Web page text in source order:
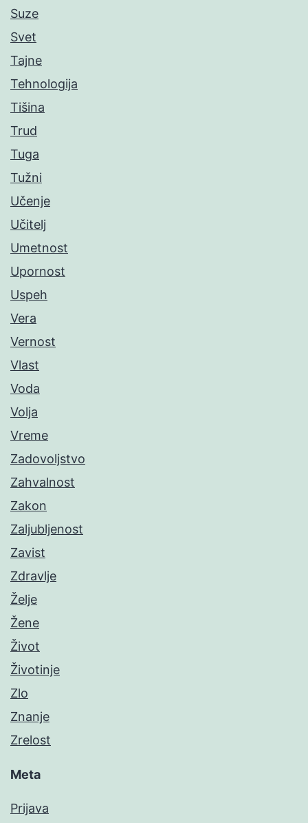
Suze
Svet
Tajne
Tehnologija
Tišina
Trud
Tuga
Tužni
Učenje
Učitelj
Umetnost
Upornost
Uspeh
Vera
Vernost
Vlast
Voda
Volja
Vreme
Zadovoljstvo
Zahvalnost
Zakon
Zaljubljenost
Zavist
Zdravlje
Želje
Žene
Život
Životinje
Zlo
Znanje
Zrelost
Meta
Prijava